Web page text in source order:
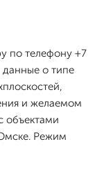
по телефону +7
о типе
и желаемом
объектами
Режим